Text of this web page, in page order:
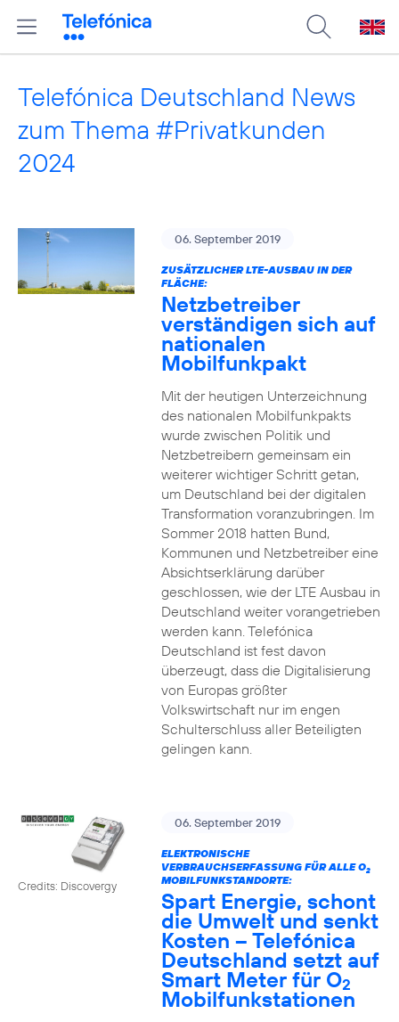
Telefónica Deutschland News
zum Thema #Privatkunden
2024
06. September 2019
ZUSÄTZLICHER LTE-AUSBAU IN DER
FLÄCHE:
Netzbetreiber
verständigen sich auf
nationalen
Mobilfunkpakt
Mit der heutigen Unterzeichnung
des nationalen Mobilfunkpakts
wurde zwischen Politik und
Netzbetreibern gemeinsam ein
weiterer wichtiger Schritt getan,
um Deutschland bei der digitalen
Transformation voranzubringen. Im
Sommer 2018 hatten Bund,
Kommunen und Netzbetreiber eine
Absichtserklärung darüber
geschlossen, wie der LTE Ausbau in
Deutschland weiter vorangetrieben
werden kann. Telefónica
Deutschland ist fest davon
überzeugt, dass die Digitalisierung
von Europas größter
Volkswirtschaft nur im engen
Schulterschluss aller Beteiligten
gelingen kann.
Credits: Discovergy
06. September 2019
ELEKTRONISCHE
VERBRAUCHSERFASSUNG FÜR ALLE O2
MOBILFUNKSTANDORTE:
Spart Energie, schont
die Umwelt und senkt
Kosten – Telefónica
Deutschland setzt auf
Smart Meter für O2
Mobilfunkstationen